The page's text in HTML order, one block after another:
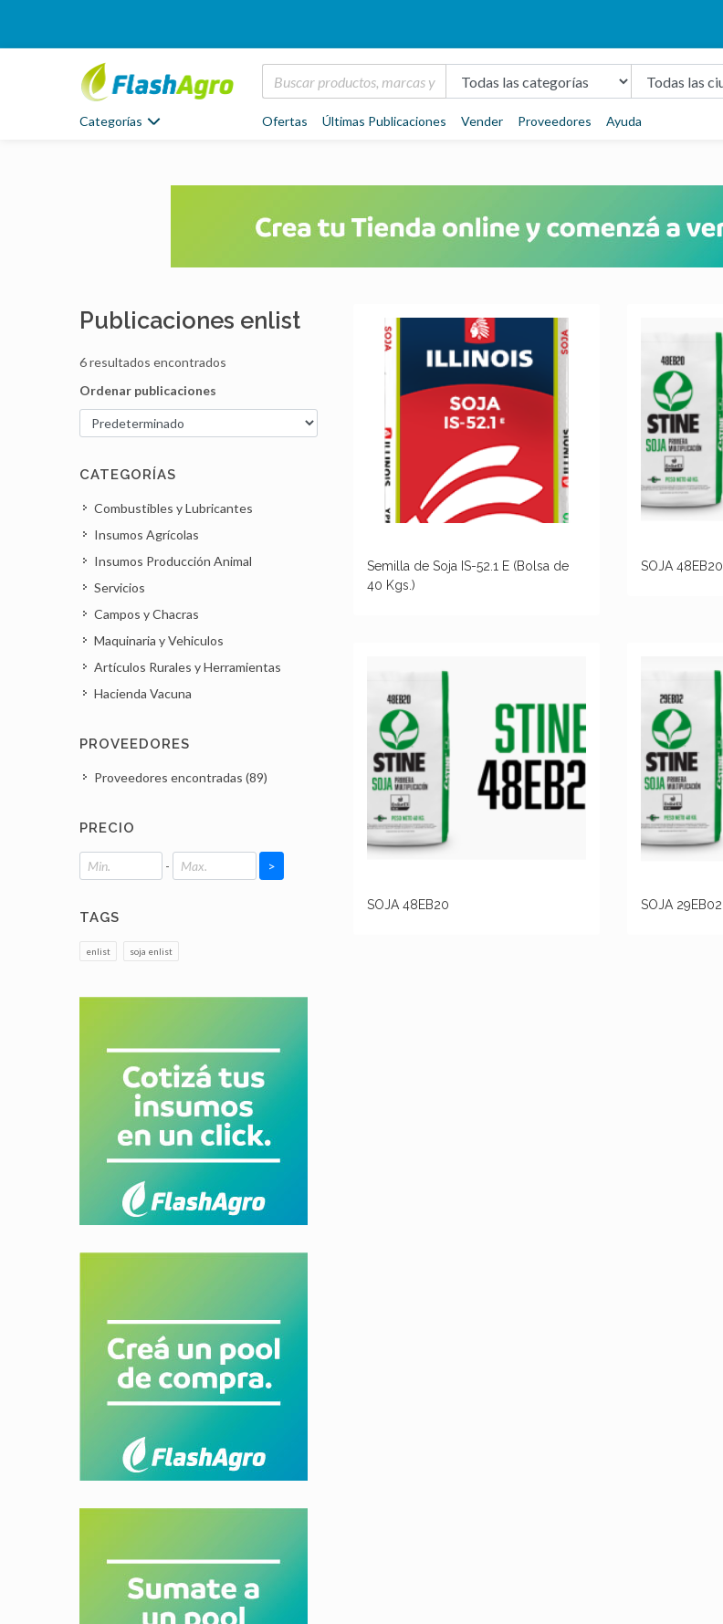
Categorías Ofertas Últimas Publicaciones Vender Proveedores Ayuda
Semilla de Soja IS-52.1 E (Bolsa de
40 Kgs.)
SOJA 48EB20
SOJA 48EB20 SOJA 29EB02
Publicaciones enlist
6 resultados encontrados
Ordenar publicaciones
CATEGORÍAS
Combustibles y Lubricantes
Insumos Agrícolas
Insumos Producción Animal
Servicios
Campos y Chacras
Maquinaria y Vehiculos
Artículos Rurales y Herramientas
Hacienda Vacuna
PROVEEDORES
Proveedores encontradas (89)
PRECIO
- >
TAGS
enlist soja enlist